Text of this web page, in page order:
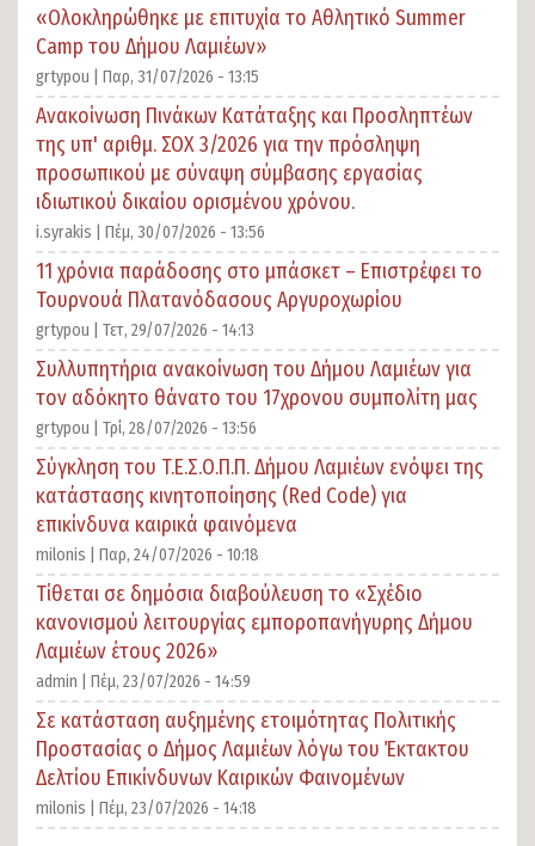
«Ολοκληρώθηκε με επιτυχία το Αθλητικό Summer
Camp του Δήμου Λαμιέων»
grtypou | Παρ, 31/07/2026 - 13:15
Ανακοίνωση Πινάκων Κατάταξης και Προσληπτέων
της υπ' αριθμ. ΣΟΧ 3/2026 για την πρόσληψη
προσωπικού με σύναψη σύμβασης εργασίας
ιδιωτικού δικαίου ορισμένου χρόνου.
i.syrakis | Πέμ, 30/07/2026 - 13:56
11 χρόνια παράδοσης στο μπάσκετ – Επιστρέφει το
Τουρνουά Πλατανόδασους Αργυροχωρίου
grtypou | Τετ, 29/07/2026 - 14:13
Συλλυπητήρια ανακοίνωση του Δήμου Λαμιέων για
τον αδόκητο θάνατο του 17χρονου συμπολίτη μας
grtypou | Τρί, 28/07/2026 - 13:56
Σύγκληση του T.E.Σ.Ο.Π.Π. Δήμου Λαμιέων ενόψει της
κατάστασης κινητοποίησης (Red Code) για
επικίνδυνα καιρικά φαινόμενα
milonis | Παρ, 24/07/2026 - 10:18
Τίθεται σε δημόσια διαβούλευση το «Σχέδιο
κανονισμού λειτουργίας εμποροπανήγυρης Δήμου
Λαμιέων έτους 2026»
admin | Πέμ, 23/07/2026 - 14:59
Σε κατάσταση αυξημένης ετοιμότητας Πολιτικής
Προστασίας ο Δήμος Λαμιέων λόγω του Έκτακτου
Δελτίου Επικίνδυνων Καιρικών Φαινομένων
milonis | Πέμ, 23/07/2026 - 14:18